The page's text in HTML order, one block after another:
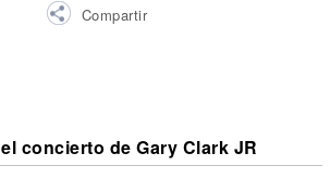
Compartir
concierto de Gary Clark JR